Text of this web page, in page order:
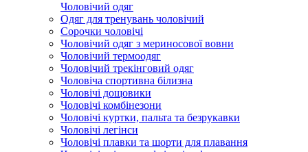
Чоловічий одяг
Одяг для тренувань чоловічий
Сорочки чоловічі
Чоловічий одяг з мериносової вовни
Чоловічий термоодяг
Чоловічий трекінговий одяг
Чоловіча спортивна білизна
Чоловічі дощовики
Чоловічі комбінезони
Чоловічі куртки, пальта та безрукавки
Чоловічі легінси
Чоловічі плавки та шорти для плавання